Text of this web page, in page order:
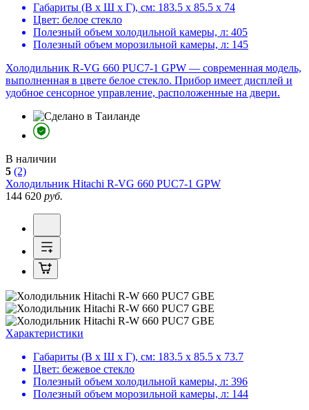
Габариты (В х Ш х Г), см: 183.5 х 85.5 х 74
Цвет: белое стекло
Полезный объем холодильной камеры, л: 405
Полезный объем морозильной камеры, л: 145
Холодильник R-VG 660 PUC7-1 GPW — современная модель,
выполненная в цвете белое стекло. Прибор имеет дисплей и
удобное сенсорное управление, расположенные на двери.
В наличии
5 (2)
Холодильник Hitachi R-VG 660 PUC7-1 GPW
144 620 руб.
Характеристики
Габариты (В х Ш х Г), см: 183.5 х 85.5 х 73.7
Цвет: бежевое стекло
Полезный объем холодильной камеры, л: 396
Полезный объем морозильной камеры, л: 144